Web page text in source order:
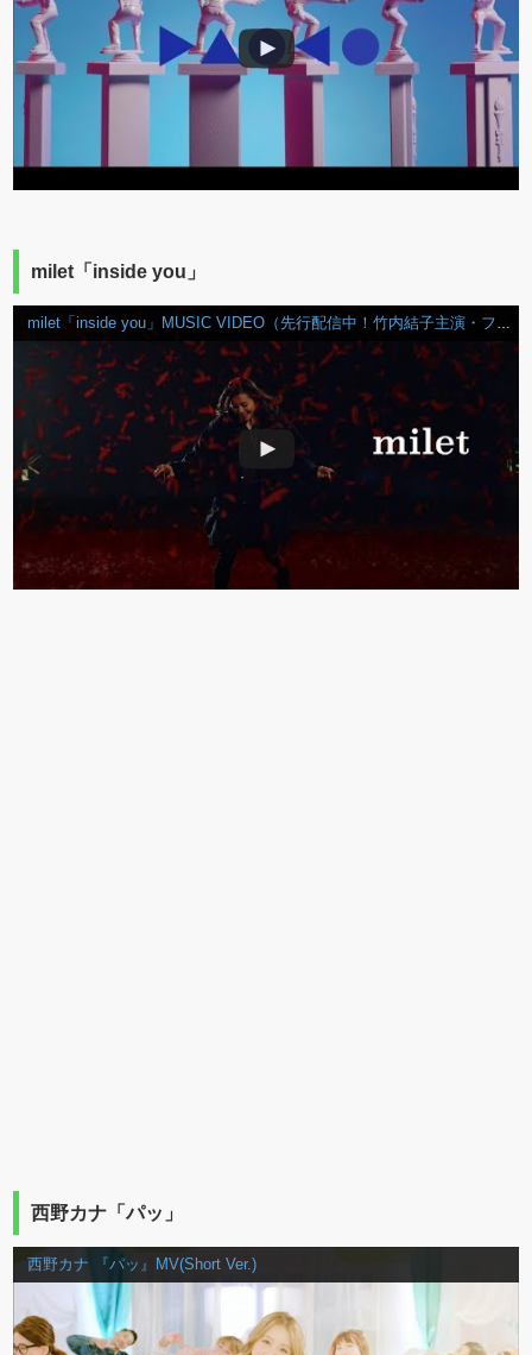
milet「inside you」
milet「inside you」MUSIC VIDEO（先行配信中！竹内結子主演・フジテレビ系ドラマ『スキャンダル専門弁護士 QUEEN』OPテーマ）
西野カナ「パッ」
西野カナ 『パッ』MV(Short Ver.)